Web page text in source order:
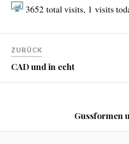
3652 total visits, 1 visits
ZURÜCK
CAD und in echt
Gussformen